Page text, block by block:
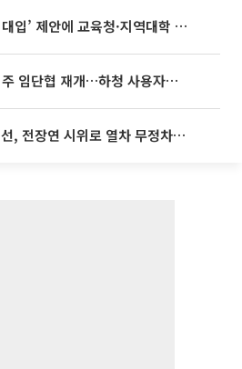
안에 교육청·지역대학 서·논술형 입시 연계 '착수'
현대차·기아, 이번 주 임단협 재개…하청 사용자성 재심도 ‘변수’
1호선 용산역 상행선, 전장연 시위로 열차 무정차 운행